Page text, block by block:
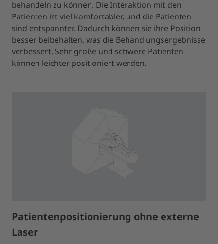
behandeln zu können. Die Interaktion mit den
Patienten ist viel komfortabler, und die Patienten
sind entspannter. Dadurch können sie ihre Position
besser beibehalten, was die Behandlungsergebnisse
verbessert. Sehr große und schwere Patienten
können leichter positioniert werden.
Patientenpositionierung ohne externe
Laser